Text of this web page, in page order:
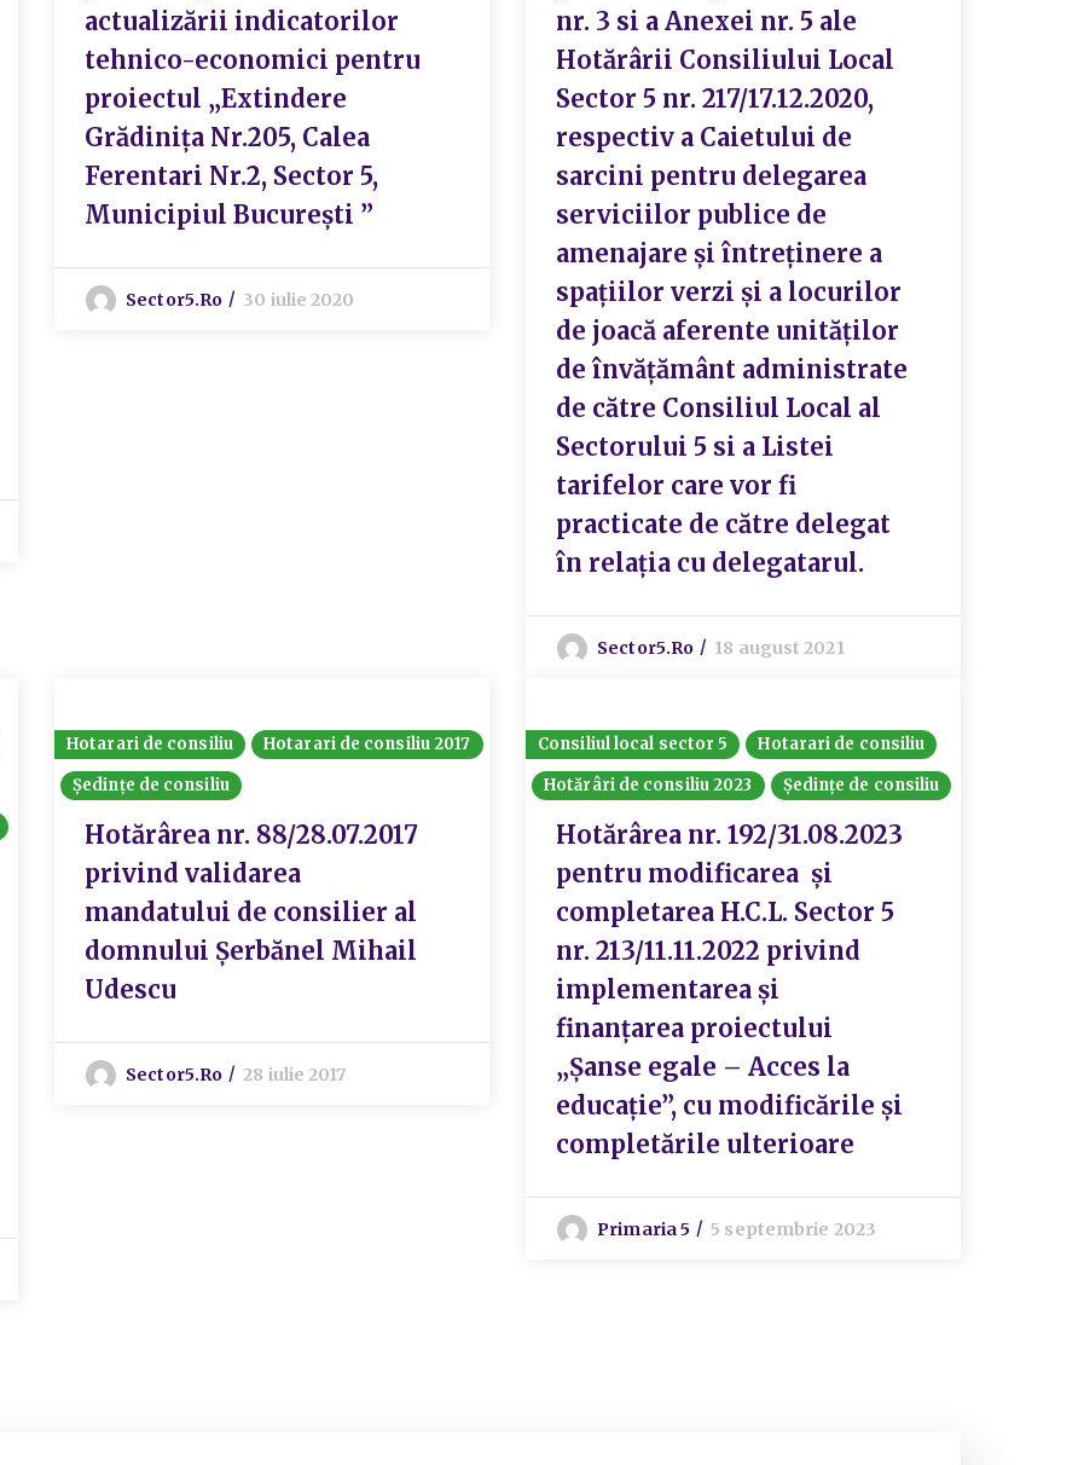
actualizării indicatorilor
tehnico-economici pentru
proiectul „Extindere
Grădinița Nr.205, Calea
Ferentari Nr.2, Sector 5,
Municipiul București ”
Sector5.ro 30 iulie 2020
nr. 3 si a Anexei nr. 5 ale
Hotărârii Consiliului Local
Sector 5 nr. 217/17.12.2020,
respectiv a Caietului de
sarcini pentru delegarea
serviciilor publice de
amenajare și întreținere a
spațiilor verzi și a locurilor
de joacă aferente unităților
de învățământ administrate
de către Consiliul Local al
Sectorului 5 si a Listei
tarifelor care vor fi
practicate de către delegat
în relația cu delegatarul.
Sector5.ro 18 august 2021
Hotarari de consiliu
Hotarari de consiliu 2017
Ședințe de consiliu
Hotărârea nr. 88/28.07.2017
privind validarea
mandatului de consilier al
domnului Șerbănel Mihail
Udescu
Sector5.ro 28 iulie 2017
Consiliul local sector 5
Hotarari de consiliu
Hotărâri de consiliu 2023
Ședințe de consiliu
Hotărârea nr. 192/31.08.2023
pentru modificarea și
completarea H.C.L. Sector 5
nr. 213/11.11.2022 privind
implementarea și
finanțarea proiectului
„Șanse egale – Acces la
educație”, cu modificările și
completările ulterioare
Primaria 5 5 septembrie 2023